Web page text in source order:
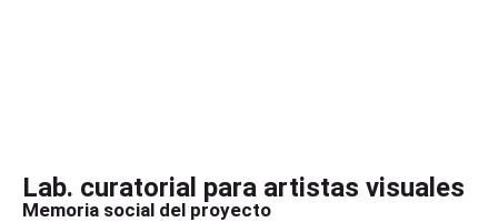
Lab. curatorial para artistas visuales
Memoria social del proyecto